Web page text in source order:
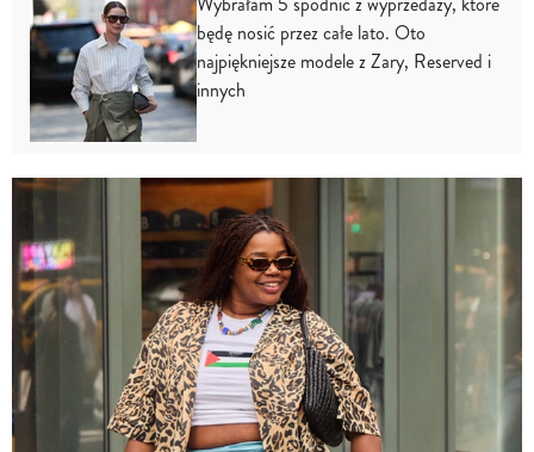
będę nosić przez całe lato. Oto
najpiękniejsze modele z Zary, Reserved i
innych